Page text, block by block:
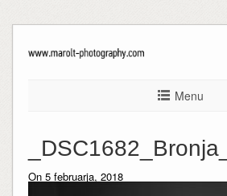
Menu
On 5 februarja, 2018